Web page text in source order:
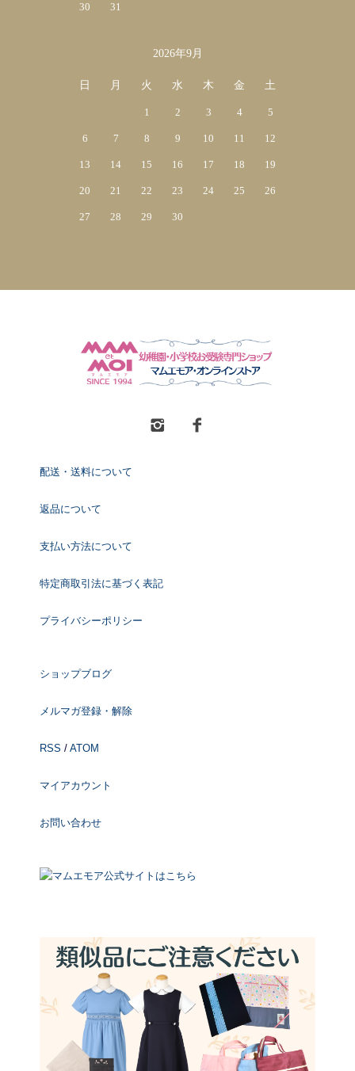
30 31
2026年9月
日 月 火 水 木 金 土
1 2 3 4 5
6 7 8 9 10 11 12
13 14 15 16 17 18 19
20 21 22 23 24 25 26
27 28 29 30
配送・送料について
返品について
支払い方法について
特定商取引法に基づく表記
プライバシーポリシー
ショップブログ
メルマガ登録・解除
RSS / ATOM
マイアカウント
お問い合わせ
マムエモア公式サイトはこちら